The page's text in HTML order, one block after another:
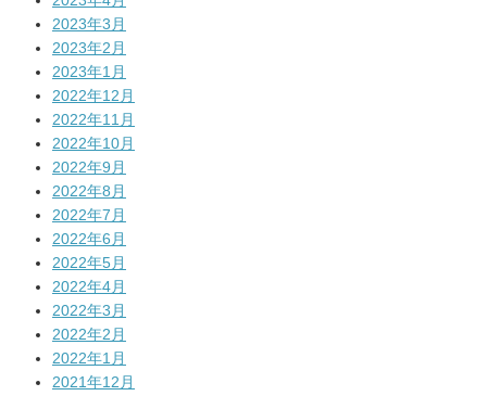
2023年3月
2023年2月
2023年1月
2022年12月
2022年11月
2022年10月
2022年9月
2022年8月
2022年7月
2022年6月
2022年5月
2022年4月
2022年3月
2022年2月
2022年1月
2021年12月